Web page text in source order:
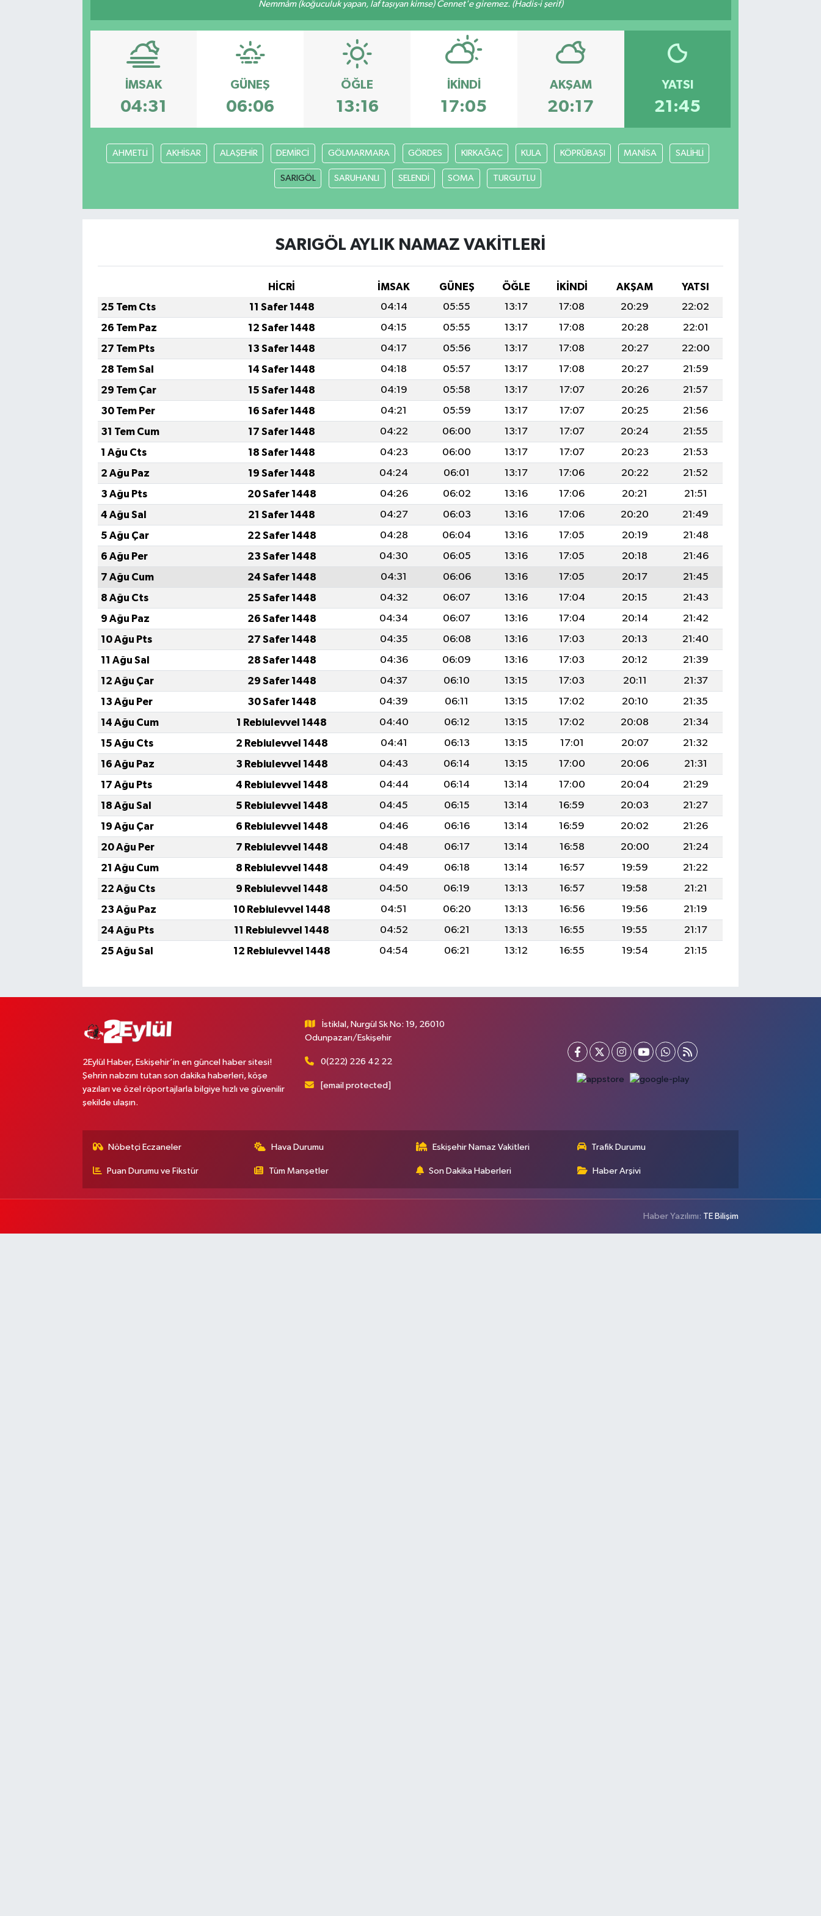
Nemmâm (koğuculuk yapan, laf taşıyan kimse) Cennet'e giremez. (Hadis-i şerif)
İMSAK
04:31
GÜNEŞ
06:06
ÖĞLE
13:16
İKINDI
17:05
AKŞAM
20:17
YATSI
21:45
AHMETLİ AKHİSAR ALAŞEHİR DEMİRCİ GÖLMARMARA GÖRDES KIRKAĞAÇ KULA KÖPRÜBAŞI MANİSA SALİHLİ
SARIGÖL SARUHANLI SELENDİ SOMA TURGUTLU
SARIGÖL AYLIK NAMAZ VAKITLERI
HİCRİ İMSAK GÜNEŞ ÖĞLE İKINDI AKŞAM
YATSI
25 Tem Cts
11 Safer 1448 04:14 05:55 13:17 17:08 20:29
22:02
26 Tem Paz
12 Safer 1448 04:15 05:55 13:17 17:08 20:28
22:01
27 Tem Pts
13 Safer 1448 04:17 05:56 13:17 17:08 20:27
22:00
28 Tem Sal
14 Safer 1448 04:18 05:57 13:17 17:08 20:27
21:59
29 Tem Çar
15 Safer 1448 04:19 05:58 13:17 17:07 20:26
21:57
30 Tem Per
16 Safer 1448 04:21 05:59 13:17 17:07 20:25
21:56
31 Tem Cum
17 Safer 1448 04:22 06:00 13:17 17:07 20:24
21:55
1 Ağu Cts
18 Safer 1448 04:23 06:00 13:17 17:07 20:23
21:53
2 Ağu Paz
19 Safer 1448 04:24 06:01 13:17 17:06 20:22
21:52
3 Ağu Pts
20 Safer 1448 04:26 06:02 13:16 17:06 20:21
21:51
4 Ağu Sal
21 Safer 1448 04:27 06:03 13:16 17:06 20:20
21:49
5 Ağu Çar
22 Safer 1448 04:28 06:04 13:16 17:05 20:19
21:48
6 Ağu Per
23 Safer 1448 04:30 06:05 13:16 17:05 20:18
21:46
7 Ağu Cum
24 Safer 1448 04:31 06:06 13:16 17:05 20:17
21:45
8 Ağu Cts
25 Safer 1448 04:32 06:07 13:16 17:04 20:15
21:43
9 Ağu Paz
26 Safer 1448 04:34 06:07 13:16 17:04 20:14
21:42
10 Ağu Pts
27 Safer 1448 04:35 06:08 13:16 17:03 20:13
21:40
11 Ağu Sal
28 Safer 1448 04:36 06:09 13:16 17:03 20:12
21:39
12 Ağu Çar
29 Safer 1448 04:37 06:10 13:15 17:03 20:11
21:37
13 Ağu Per
30 Safer 1448 04:39 06:11 13:15 17:02 20:10
21:35
14 Ağu Cum
1 Rebiulevvel 1448 04:40 06:12 13:15 17:02 20:08
21:34
15 Ağu Cts
2 Rebiulevvel 1448 04:41 06:13 13:15 17:01 20:07
21:32
16 Ağu Paz
3 Rebiulevvel 1448 04:43 06:14 13:15 17:00 20:06
21:31
17 Ağu Pts
4 Rebiulevvel 1448 04:44 06:14 13:14 17:00 20:04
21:29
18 Ağu Sal
5 Rebiulevvel 1448 04:45 06:15 13:14 16:59 20:03
21:27
19 Ağu Çar
6 Rebiulevvel 1448 04:46 06:16 13:14 16:59 20:02
21:26
20 Ağu Per
7 Rebiulevvel 1448 04:48 06:17 13:14 16:58 20:00
21:24
21 Ağu Cum
8 Rebiulevvel 1448 04:49 06:18 13:14 16:57 19:59
21:22
22 Ağu Cts
9 Rebiulevvel 1448 04:50 06:19 13:13 16:57 19:58
21:21
23 Ağu Paz
10 Rebiulevvel 1448 04:51 06:20 13:13 16:56 19:56
21:19
24 Ağu Pts
11 Rebiulevvel 1448 04:52 06:21 13:13 16:55 19:55
21:17
25 Ağu Sal
12 Rebiulevvel 1448 04:54 06:21 13:12 16:55 19:54 21:15
2Eylül Haber, Eskişehir’in en güncel haber sitesi!
Şehrin nabzını tutan son dakika haberleri, köşe
yazıları ve özel röportajlarla bilgiye hızlı ve güvenilir
şekilde ulaşın.
İstiklal, Nurgül Sk No: 19, 26010
Odunpazarı/Eskişehir
0(222) 226 42 22
[email protected]
Nöbetçi Eczaneler Hava Durumu Eskişehir Namaz Vakitleri Trafik Durumu
Puan Durumu ve Fikstür Tüm Manşetler Son Dakika Haberleri Haber Arşivi
Haber Yazılımı: TE Bilişim